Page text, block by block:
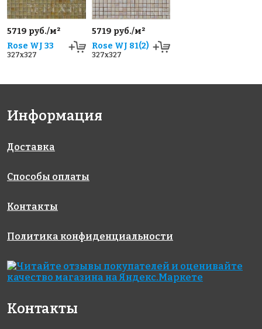
5719 руб./м²
Rose WJ 33
327x327
5719 руб./м²
Rose WJ 81(2)
327x327
Информация
Доставка
Способы оплаты
Контакты
Политика конфиденциальности
Контакты